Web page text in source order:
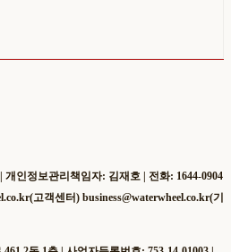
인정보관리책임자: 김재호 | 전화: 1644-0904
고객센터) business@waterwheel.co.kr(기